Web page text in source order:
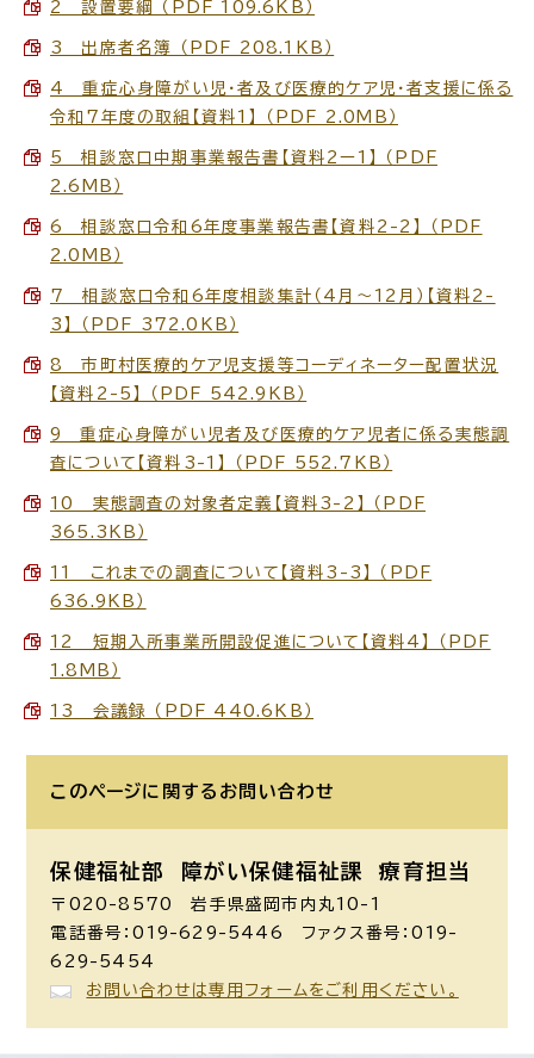
2 設置要綱 （PDF 109.6KB）
3 出席者名簿 （PDF 208.1KB）
4 重症心身障がい児・者及び医療的ケア児・者支援に係る
令和7年度の取組【資料1】 （PDF 2.0MB）
5 相談窓口中期事業報告書【資料2ー1】 （PDF
2.6MB）
6 相談窓口令和6年度事業報告書【資料2-2】 （PDF
2.0MB）
7 相談窓口令和6年度相談集計（4月～12月）【資料2-
3】 （PDF 372.0KB）
8 市町村医療的ケア児支援等コーディネーター配置状況
【資料2-5】 （PDF 542.9KB）
9 重症心身障がい児者及び医療的ケア児者に係る実態調
査について【資料3-1】 （PDF 552.7KB）
10 実態調査の対象者定義【資料3-2】 （PDF
365.3KB）
11 これまでの調査について【資料3-3】 （PDF
636.9KB）
12 短期入所事業所開設促進について【資料4】 （PDF
1.8MB）
13 会議録 （PDF 440.6KB）
このページに関する お問い合わせ
保健福祉部 障がい保健福祉課 療育担当
〒020-8570 岩手県盛岡市内丸10-1
電話番号：019-629-5446 ファクス番号：019-
629-5454
お問い合わせは専用フォームをご利用ください。